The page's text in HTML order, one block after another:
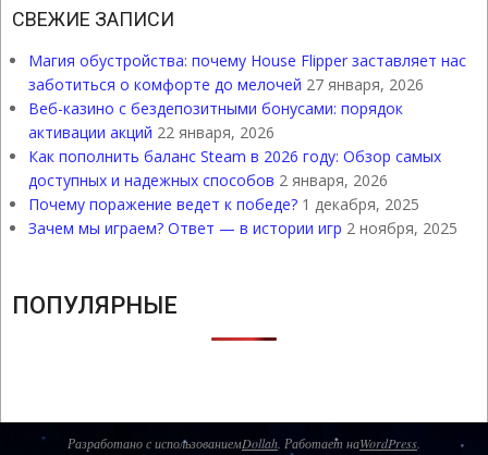
СВЕЖИЕ ЗАПИСИ
Магия обустройства: почему House Flipper заставляет нас
заботиться о комфорте до мелочей 27 января, 2026
Веб-казино с бездепозитными бонусами: порядок
активации акций 22 января, 2026
Как пополнить баланс Steam в 2026 году: Обзор самых
доступных и надежных способов 2 января, 2026
Почему поражение ведет к победе? 1 декабря, 2025
Зачем мы играем? Ответ — в истории игр 2 ноября, 2025
ПОПУЛЯРНЫЕ
Разработано с использованиемDollah . Работает наWordPress